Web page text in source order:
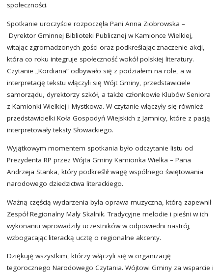
społeczności.
Spotkanie uroczyście rozpoczęła Pani Anna Ziobrowska –
Dyrektor Gminnej Biblioteki Publicznej w Kamionce Wielkiej,
witając zgromadzonych gości oraz podkreślając znaczenie akcji,
która co roku integruje społeczność wokół polskiej literatury.
Czytanie „Kordiana” odbywało się z podziałem na role, a w
interpretację tekstu włączyli się Wójt Gminy, przedstawiciele
samorządu, dyrektorzy szkół, a także członkowie Klubów Seniora
z Kamionki Wielkiej i Mystkowa. W czytanie włączyły się również
przedstawicielki Koła Gospodyń Wiejskich z Jamnicy, które z pasją
interpretowały teksty Słowackiego.
Wyjątkowym momentem spotkania było odczytanie listu od
Prezydenta RP przez Wójta Gminy Kamionka Wielka – Pana
Andrzeja Stanka, który podkreślił wagę wspólnego świętowania
narodowego dziedzictwa literackiego.
Ważną częścią wydarzenia była oprawa muzyczna, którą zapewnił
Zespół Regionalny Mały Skalnik. Tradycyjne melodie i pieśni w ich
wykonaniu wprowadziły uczestników w odpowiedni nastrój,
wzbogacając literacką ucztę o regionalne akcenty.
Dziękuję wszystkim, którzy włączyli się w organizację
tegorocznego Narodowego Czytania. Wójtowi Gminy za wsparcie i